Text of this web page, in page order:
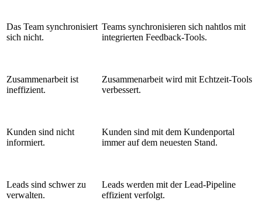
Das Team synchronisiert
sich nicht.
Teams synchronisieren sich nahtlos mit
integrierten Feedback-Tools.
Zusammenarbeit ist
ineffizient.
Zusammenarbeit wird mit Echtzeit-Tools
verbessert.
Kunden sind nicht
informiert.
Kunden sind mit dem Kundenportal
immer auf dem neuesten Stand.
Leads sind schwer zu
verwalten.
Leads werden mit der Lead-Pipeline
effizient verfolgt.